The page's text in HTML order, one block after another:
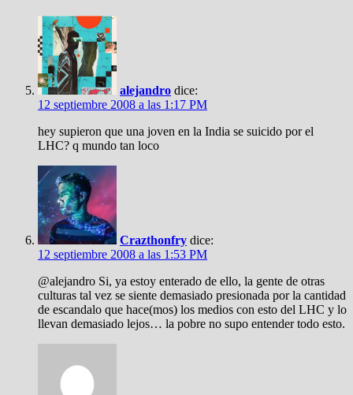
alejandro dice:
12 septiembre 2008 a las 1:17 PM
hey supieron que una joven en la India se suicido por el
LHC? q mundo tan loco
Crazthonfry dice:
12 septiembre 2008 a las 1:53 PM
@alejandro Si, ya estoy enterado de ello, la gente de otras
culturas tal vez se siente demasiado presionada por la cantidad
de escandalo que hace(mos) los medios con esto del LHC y lo
llevan demasiado lejos… la pobre no supo entender todo esto.